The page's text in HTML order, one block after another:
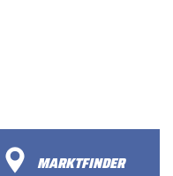
MARKTFINDER